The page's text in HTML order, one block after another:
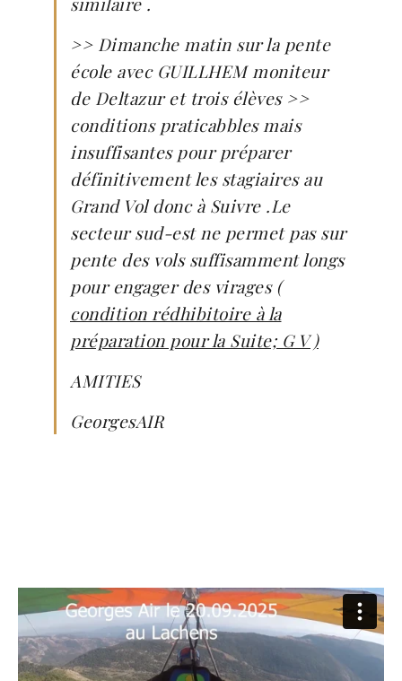
>> Dimanche matin sur la pente
école avec GUILLHEM moniteur
de Deltazur et trois élèves >>
conditions praticabbles mais
insuffisantes pour préparer
définitivement les stagiaires au
Grand Vol donc à Suivre .Le
secteur sud-est ne permet pas sur
pente des vols suffisamment longs
pour engager des virages (
condition rédhibitoire à la
préparation pour la Suite; G V )
AMITIES
GeorgesAIR